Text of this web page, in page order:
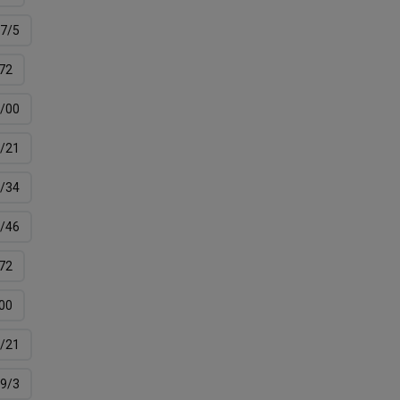
7/5
00
21
34
46
21
9/3